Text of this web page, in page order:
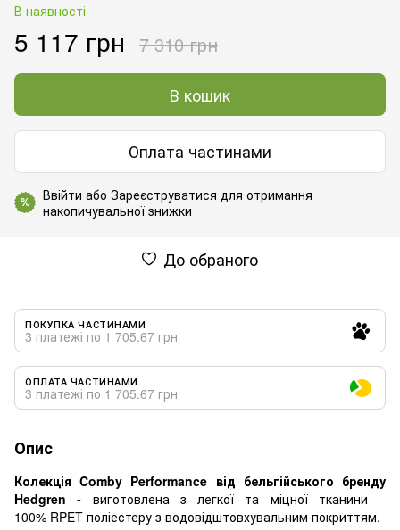
В наявності
5 117 грн 7 310 грн
В кошик
Оплата частинами
% Ввійти або Зареєструватися для отримання
накопичувальної знижки
До обраного
ПОКУПКА ЧАСТИНАМИ
3 платежі по 1 705.67 грн
ОПЛАТА ЧАСТИНАМИ
3 платежі по 1 705.67 грн
Опис
Колекція Comby Performance від бельгійського бренду
Hedgren - виготовлена з легкої та міцної тканини –
100% RPET поліестеру з водовідштовхувальним покриттям.